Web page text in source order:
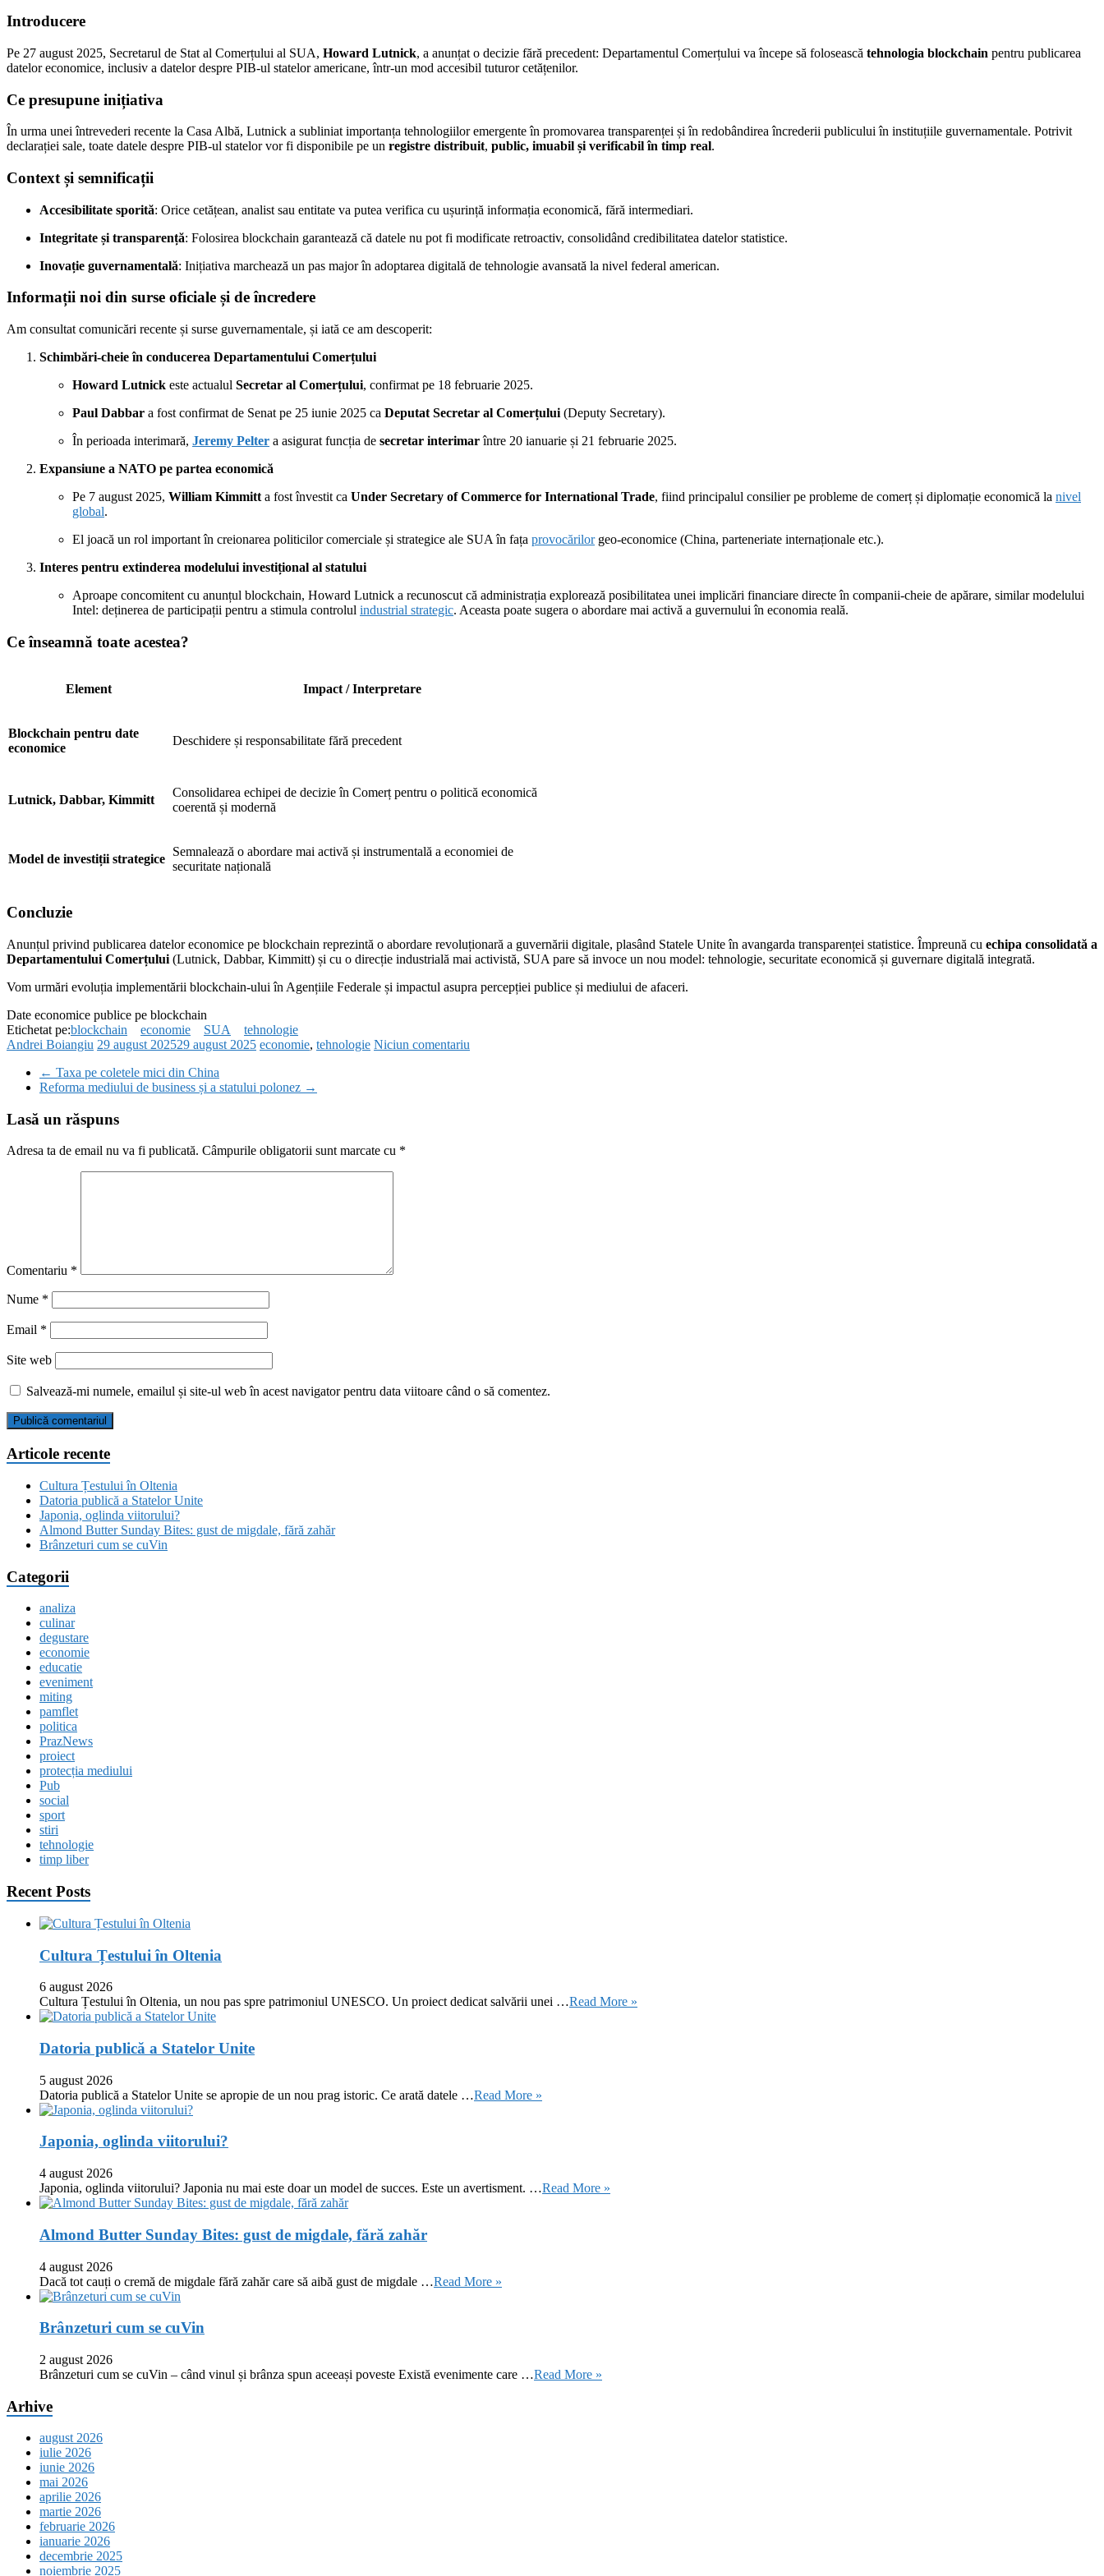
Introducere
Pe 27 august 2025, Secretarul de Stat al Comerțului al SUA, Howard Lutnick, a anunțat o decizie fără precedent: Departamentul Comerțului va începe să folosească tehnologia blockchain pentru publicarea
datelor economice, inclusiv a datelor despre PIB-ul statelor americane, într-un mod accesibil tuturor cetățenilor.
Ce presupune inițiativa
În urma unei întrevederi recente la Casa Albă, Lutnick a subliniat importanța tehnologiilor emergente în promovarea transparenței și în redobândirea încrederii publicului în instituțiile guvernamentale. Potrivit
declarației sale, toate datele despre PIB-ul statelor vor fi disponibile pe un registre distribuit, public, imuabil și verificabil în timp real.
Context și semnificații
Accesibilitate sporită: Orice cetățean, analist sau entitate va putea verifica cu ușurință informația economică, fără intermediari.
Integritate și transparență: Folosirea blockchain garantează că datele nu pot fi modificate retroactiv, consolidând credibilitatea datelor statistice.
Inovație guvernamentală: Inițiativa marchează un pas major în adoptarea digitală de tehnologie avansată la nivel federal american.
Informații noi din surse oficiale și de încredere
Am consultat comunicări recente și surse guvernamentale, și iată ce am descoperit:
Schimbări-cheie în conducerea Departamentului Comerțului
Howard Lutnick este actualul Secretar al Comerțului, confirmat pe 18 februarie 2025.
Paul Dabbar a fost confirmat de Senat pe 25 iunie 2025 ca Deputat Secretar al Comerțului (Deputy Secretary).
În perioada interimară, Jeremy Pelter a asigurat funcția de secretar interimarîntre 20 ianuarie și 21 februarie 2025.
Expansiune a NATO pe partea economică
Pe 7 august 2025, William Kimmitt a fost învestit ca Under Secretary of Commerce for International Trade, fiind principalul consilier pe probleme de comerț și diplomație economică la nivel
global.
El joacă un rol important în creionarea politicilor comerciale și strategice ale SUA în fața provocărilorgeo‑economice (China, parteneriate internaționale etc.).
Interes pentru extinderea modelului investițional al statului
Aproape concomitent cu anunțul blockchain, Howard Lutnick a recunoscut că administrația explorează posibilitatea unei implicări financiare directe în companii-cheie de apărare, similar modelului
Intel: deținerea de participații pentru a stimula controlul industrial strategic. Aceasta poate sugera o abordare mai activă a guvernului în economia reală.
Ce înseamnă toate acestea?
Element Impact / Interpretare
Blockchain pentru date
economice
Deschidere și responsabilitate fără precedent
Lutnick, Dabbar, Kimmitt
Consolidarea echipei de decizie în Comerț pentru o politică economică
coerentă și modernă
Model de investiții strategice
Semnalează o abordare mai activă și instrumentală a economiei de
securitate națională
Concluzie
Anunțul privind publicarea datelor economice pe blockchain reprezintă o abordare revoluționară a guvernării digitale, plasând Statele Unite în avangarda transparenței statistice. Împreună cu echipa consolidată a
Departamentului Comerțului (Lutnick, Dabbar, Kimmitt) și cu o direcție industrială mai activistă, SUA pare să invoce un nou model: tehnologie, securitate economică și guvernare digitală integrată.
Vom urmări evoluția implementării blockchain-ului în Agențiile Federale și impactul asupra percepției publice și mediului de afaceri.
Date economice publice pe blockchain
Etichetat pe:blockchain economie SUA
tehnologie
Andrei Boiangiu 29 august 202529 august 2025 economie, tehnologie Niciun comentariu
← Taxa pe coletele mici din China
Reforma mediului de business și a statului polonez →
Lasă un răspuns
Adresa ta de email nu va fi publicată. Câmpurile obligatorii sunt marcate cu *
Comentariu *
Nume *
Email *
Site web
Salvează-mi numele, emailul și site-ul web în acest navigator pentru data viitoare când o să comentez.
Articole recente
Cultura Țestului în Oltenia
Datoria publică a Statelor Unite
Japonia, oglinda viitorului?
Almond Butter Sunday Bites: gust de migdale, fără zahăr
Brânzeturi cum se cuVin
Categorii
analiza
culinar
degustare
economie
educatie
eveniment
miting
pamflet
politica
PrazNews
proiect
protecția mediului
Pub
social
sport
stiri
tehnologie
timp liber
Recent Posts
Cultura Țestului în Oltenia
6 august 2026
Cultura Țestului în Oltenia, un nou pas spre patrimoniul UNESCO. Un proiect dedicat salvării unei …Read More »
Datoria publică a Statelor Unite
5 august 2026
Datoria publică a Statelor Unite se apropie de un nou prag istoric. Ce arată datele …Read More »
Japonia, oglinda viitorului?
4 august 2026
Japonia, oglinda viitorului? Japonia nu mai este doar un model de succes. Este un avertisment. …Read More »
Almond Butter Sunday Bites: gust de migdale, fără zahăr
4 august 2026
Dacă tot cauți o cremă de migdale fără zahăr care să aibă gust de migdale …Read More »
Brânzeturi cum se cuVin
2 august 2026
Brânzeturi cum se cuVin – când vinul și brânza spun aceeași poveste Există evenimente care …Read More »
Arhive
august 2026
iulie 2026
iunie 2026
mai 2026
aprilie 2026
martie 2026
februarie 2026
ianuarie 2026
decembrie 2025
noiembrie 2025